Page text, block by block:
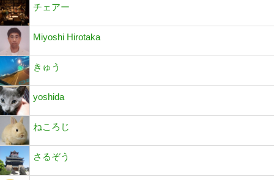
チェアー
Miyoshi Hirotaka
きゅう
yoshida
ねころじ
さるぞう